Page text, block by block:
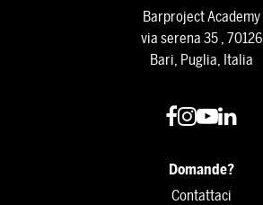
Barproject Academy
via serena 35 , 70126
Bari, Puglia, Italia
Domande?
Contattaci